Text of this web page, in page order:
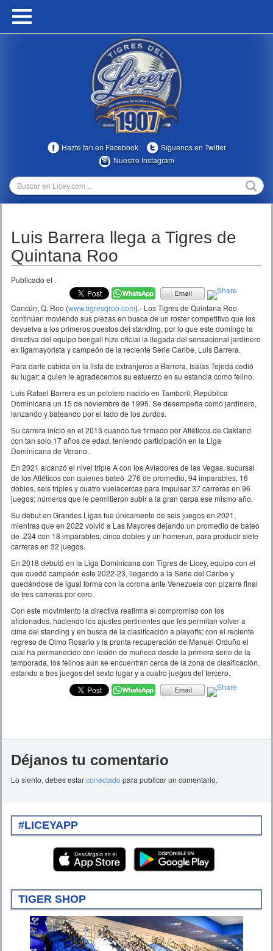
HOME
MULTIMEDIA
TEMPORADAS
Hazte fan en Facebook
Síguenos en Twitter
Nuestro Instagram
Luis Barrera llega a Tigres de
Quintana Roo
Publicado el .
Cancún, Q. Roo (www.tigresqroo.com).- Los Tigres de Quintana Roo
continúan moviendo sus piezas en busca de un roster competitivo que los
devuelva a los primeros puestos del standing, por lo que este domingo la
directiva del equipo bengalí hizo oficial la llegada del sensacional jardinero
ex ligamayorista y campeón de la reciente Serie Caribe, Luis Barrera.
Para darle cabida en la lista de extranjeros a Barrera, Isaías Tejeda cedió
su lugar; a quien le agradecemos su esfuerzo en su estancia como felino.
Luis Rafael Barrera es un pelotero nacido en Tamboril, República
Dominicana un 15 de noviembre de 1995. Se desempeña como jardinero,
lanzando y bateando por el lado de los zurdos.
Su carrera inició en el 2013 cuando fue firmado por Atléticos de Oakland
con tan solo 17 años de edad, teniendo participación en la Liga
Dominicana de Verano.
En 2021 alcanzó el nivel triple A con los Aviadores de las Vegas, sucursal
de los Atléticos con quienes bateó .276 de promedio, 94 imparables, 16
dobles, seis triples y cuatro vuelacercas para impulsar 37 carreras en 96
juegos; números que le permitieron subir a la gran carpa ese mismo año.
Su debut en Grandes Ligas fue únicamente de seis juegos en 2021,
mientras que en 2022 volvió a Las Mayores dejando un promedio de bateo
de .234 con 18 imparables, cinco dobles y un homerun, para producir siete
carreras en 32 juegos.
En 2018 debutó en la Liga Dominicana con Tigres de Licey, equipo con el
que quedó campeón este 2022-23, llegando a la Serie del Caribe y
quedándose de igual forma con la corona ante Venezuela con pizarra final
de tres carreras por cero.
Con este movimiento la directiva reafirma el compromiso con los
aficionados, haciendo los ajustes pertinentes que les permitan volver a
cima del standing y en busca de la clasificación a playoffs; con el reciente
regreso de Olmo Rosario y la pronta recuperación de Manuel Orduño el
cual ha permanecido con lesión de muñeca desde la primera serie de la
temporada, los felinos aún se encuentran cerca de la zona de clasificación,
estando a tres juegos del sexto lugar y a cuatro juegos del tercero.
Déjanos tu comentario
Lo siento, debes estarconectado para publicar un comentario.
#LICEYAPP
TIGER SHOP